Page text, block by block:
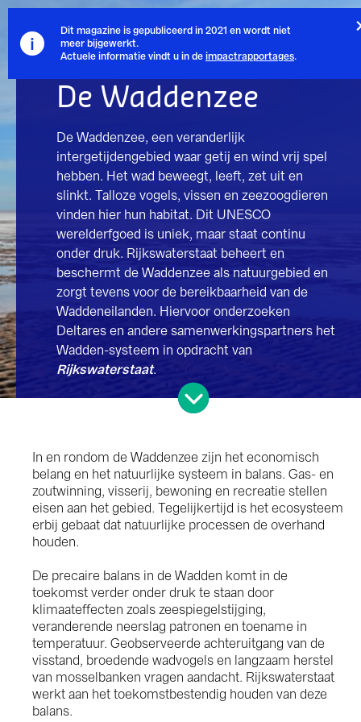
Dit magazine is gepubliceerd in 2021 en wordt niet
meer bijgewerkt.
Actuele informatie vindt u in deimpactrapportages.
De Waddenzee
De Waddenzee, een veranderlijk
intergetijdengebied waar getij en wind vrij spel
hebben. Het wad beweegt, leeft, zet uit en
slinkt. Talloze vogels, vissen en zeezoogdieren
vinden hier hun habitat. Dit UNESCO
werelderfgoed is uniek, maar staat continu
onder druk. Rijkswaterstaat beheert en
beschermt de Waddenzee als natuurgebied en
zorgt tevens voor de bereikbaarheid van de
Waddeneilanden. Hiervoor onderzoeken
Deltares en andere samenwerkingspartners het
Wadden-systeem in opdracht van
Rijkswaterstaat.
In en rondom de Waddenzee zijn het economisch
belang en het natuurlijke systeem in balans. Gas- en
zoutwinning, visserij, bewoning en recreatie stellen
eisen aan het gebied. Tegelijkertijd is het ecosysteem
erbij gebaat dat natuurlijke processen de overhand
houden.
De precaire balans in de Wadden komt in de
toekomst verder onder druk te staan door
klimaateffecten zoals zeespiegelstijging,
veranderende neerslag patronen en toename in
temperatuur. Geobserveerde achteruitgang van de
visstand, broedende wadvogels en langzaam herstel
van mosselbanken vragen aandacht. Rijkswaterstaat
werkt aan het toekomstbestendig houden van deze
balans.